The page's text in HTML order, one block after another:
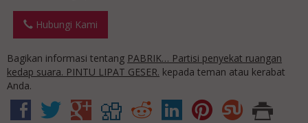
Hubungi Kami
Bagikan informasi tentang PABRIK… Partisi penyekat ruangan
kedap suara. PINTU LIPAT GESER. kepada teman atau kerabat
Anda.